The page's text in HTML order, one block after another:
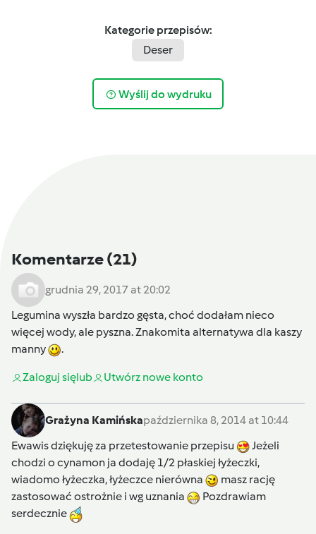
Kategorie przepisów:
Deser
Wyślij do wydruku
Komentarze(21)
grudnia 29, 2017 at 20:02
Legumina wyszła bardzo gęsta, choć dodałam nieco
więcej wody, ale pyszna. Znakomita alternatywa dla kaszy
manny
.
Zaloguj sięlub Utwórz nowe konto
Grażyna Kamińskapaździernika 8, 2014 at 10:44
Ewawis dziękuję za przetestowanie przepisu
Jeżeli
chodzi o cynamon ja dodaję 1/2 płaskiej łyżeczki,
wiadomo łyżeczka, łyżeczce nierówna
masz rację
zastosować ostrożnie i wg uznania
Pozdrawiam
serdecznie